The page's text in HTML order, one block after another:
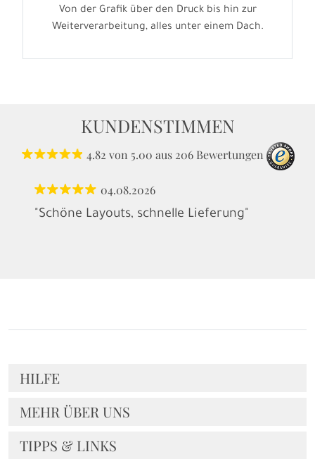
Von der Grafik über den Druck bis hin zur
Weiterverarbeitung, alles unter einem Dach.
KUNDENSTIMMEN
4.82 von 5.00 aus 206 Bewertungen
04.08.2026
"Schöne Layouts, schnelle Lieferung"
HILFE
MEHR ÜBER UNS
TIPPS & LINKS